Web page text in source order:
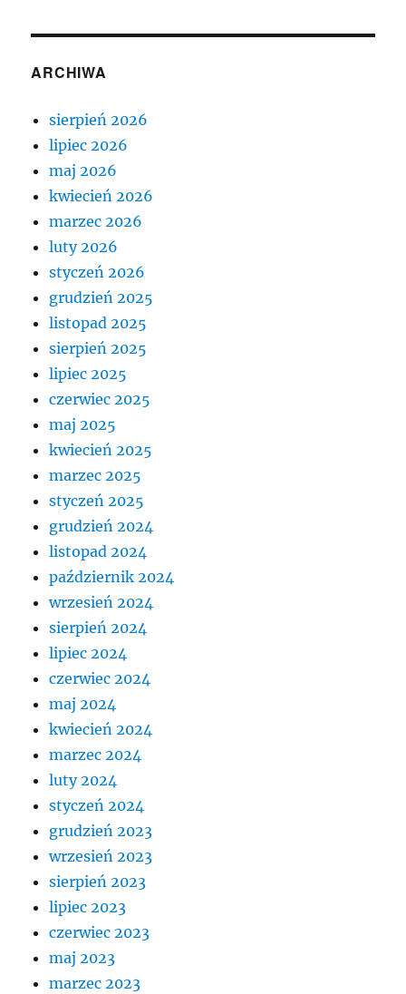
ARCHIWA
sierpień 2026
lipiec 2026
maj 2026
kwiecień 2026
marzec 2026
luty 2026
styczeń 2026
grudzień 2025
listopad 2025
sierpień 2025
lipiec 2025
czerwiec 2025
maj 2025
kwiecień 2025
marzec 2025
styczeń 2025
grudzień 2024
listopad 2024
październik 2024
wrzesień 2024
sierpień 2024
lipiec 2024
czerwiec 2024
maj 2024
kwiecień 2024
marzec 2024
luty 2024
styczeń 2024
grudzień 2023
wrzesień 2023
sierpień 2023
lipiec 2023
czerwiec 2023
maj 2023
marzec 2023